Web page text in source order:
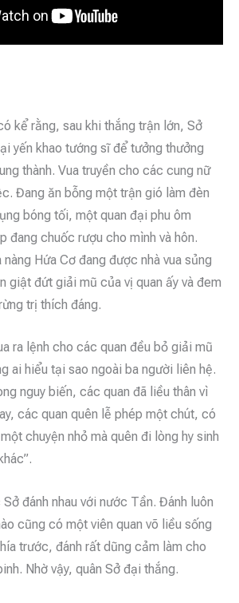
kể rằng, sau khi thắng trận lớn, Sở
yến khao tướng sĩ để tưởng thưởng
thành. Vua truyền cho các cung nữ
Đang ăn bỗng một trận gió làm đèn
bóng tối, một quan đại phu ôm
đang chuốc rượu cho mình và hôn.
Hứa Cơ đang được nhà vua sủng
giật đứt giải mũ của vị quan ấy và đem
trị thích đáng.
ra lệnh cho các quan đều bỏ giải mũ
ai hiểu tại sao ngoài ba người liên hệ.
nguy biến, các quan đã liều thân vì
các quan quên lễ phép một chút, có
chuyện nhỏ mà quên đi lòng hy sinh
đánh nhau với nước Tần. Đánh luôn
cũng có một viên quan võ liều sống
trước, đánh rất dũng cảm làm cho
Nhờ vậy, quân Sở đại thắng.